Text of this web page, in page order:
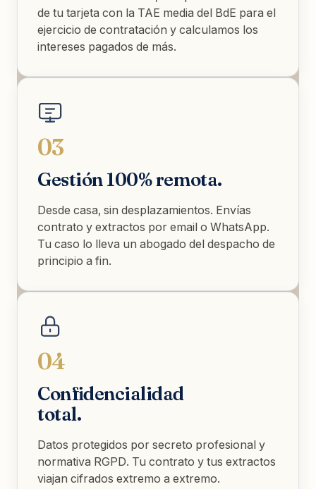
de tu tarjeta con la TAE media del BdE para el
ejercicio de contratación y calculamos los
intereses pagados de más.
03
Gestión 100% remota.
Desde casa, sin desplazamientos. Envías
contrato y extractos por email o WhatsApp.
Tu caso lo lleva un abogado del despacho de
principio a fin.
04
Confidencialidad
total.
Datos protegidos por secreto profesional y
normativa RGPD. Tu contrato y tus extractos
viajan cifrados extremo a extremo.